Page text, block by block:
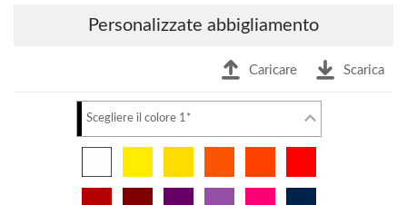
Personalizzate abbigliamento
Caricare Scarica
Scegliere il colore 1*